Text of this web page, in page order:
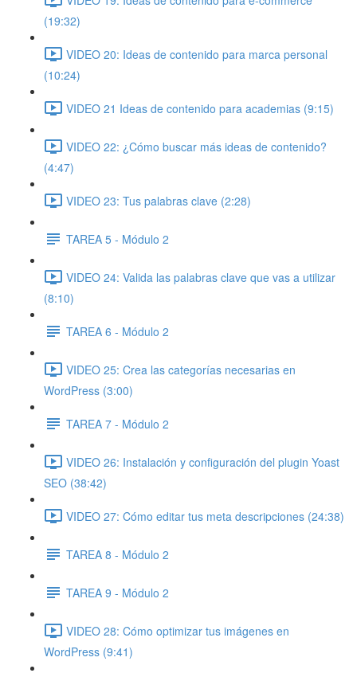
(19:32)
VIDEO 20: Ideas de contenido para marca personal
(10:24)
VIDEO 21 Ideas de contenido para academias (9:15)
VIDEO 22: ¿Cómo buscar más ideas de contenido?
(4:47)
VIDEO 23: Tus palabras clave (2:28)
TAREA 5 - Módulo 2
VIDEO 24: Valida las palabras clave que vas a utilizar
(8:10)
TAREA 6 - Módulo 2
VIDEO 25: Crea las categorías necesarias en
WordPress (3:00)
TAREA 7 - Módulo 2
VIDEO 26: Instalación y configuración del plugin Yoast
SEO (38:42)
VIDEO 27: Cómo editar tus meta descripciones (24:38)
TAREA 8 - Módulo 2
TAREA 9 - Módulo 2
VIDEO 28: Cómo optimizar tus imágenes en
WordPress (9:41)